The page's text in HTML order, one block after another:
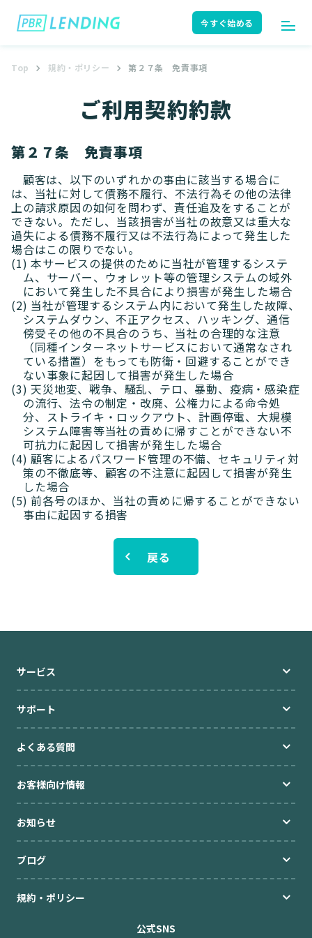
今すぐ始める
はじめての方へ
サポート よくある質問
お知らせ ニュースリリース
ブログ
高額貸出をご検討の方
ご利用中のお客様
セキュリティ
企業情報 キャリア採用 規約・ポリシー
Top 規約・ポリシー 第２７条 免責事項
ご利用契約約款
第２７条 免責事項
顧客は、以下のいずれかの事由に該当する場合に
は、当社に対して債務不履行、不法行為その他の法律
上の請求原因の如何を問わず、責任追及をすることが
できない。ただし、当該損害が当社の故意又は重大な
過失による債務不履行又は不法行為によって発生した
場合はこの限りでない。
(1) 本サービスの提供のために当社が管理するシステ
ム、サーバー、ウォレット等の管理システムの域外
において発生した不具合により損害が発生した場合
(2) 当社が管理するシステム内において発生した故障、
システムダウン、不正アクセス、ハッキング、通信
傍受その他の不具合のうち、当社の合理的な注意
（同種インターネットサービスにおいて通常なされ
ている措置）をもっても防衛・回避することができ
ない事象に起因して損害が発生した場合
(3) 天災地変、戦争、騒乱、テロ、暴動、疫病・感染症
の流行、法令の制定・改廃、公権力による命令処
分、ストライキ・ロックアウト、計画停電、大規模
システム障害等当社の責めに帰すことができない不
可抗力に起因して損害が発生した場合
(4) 顧客によるパスワード管理の不備、セキュリティ対
策の不徹底等、顧客の不注意に起因して損害が発生
した場合
(5) 前各号のほか、当社の責めに帰することができない
事由に起因する損害
戻る
サービス
サポート
よくある質問
お客様向け情報
お知らせ
ブログ
規約・ポリシー
公式SNS